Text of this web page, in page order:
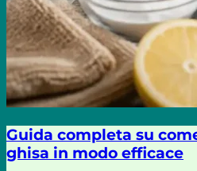
Guida completa su
ghisa in modo efficace